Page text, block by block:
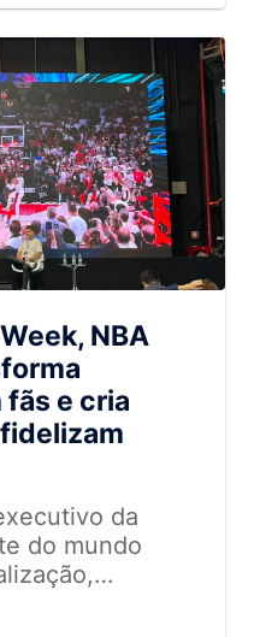
NBA
e cria
da
do mundo
emocional